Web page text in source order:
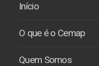
Início
O que é o Cemap
Quem Somos